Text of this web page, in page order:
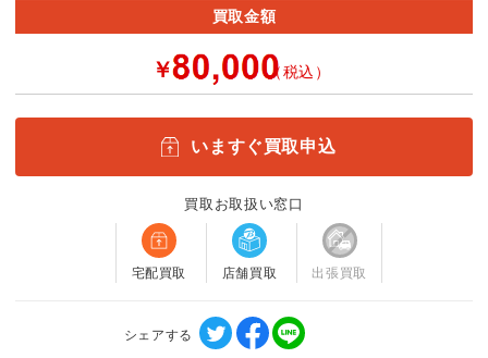
買取金額
￥ （税込）
いますぐ買取申込
買取お取扱い窓口
宅配買取 店舗買取 出張買取
シェアする